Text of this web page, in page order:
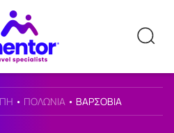
• ΠΟΛΩΝΙΑ • ΒΑΡΣΟΒΙΑ